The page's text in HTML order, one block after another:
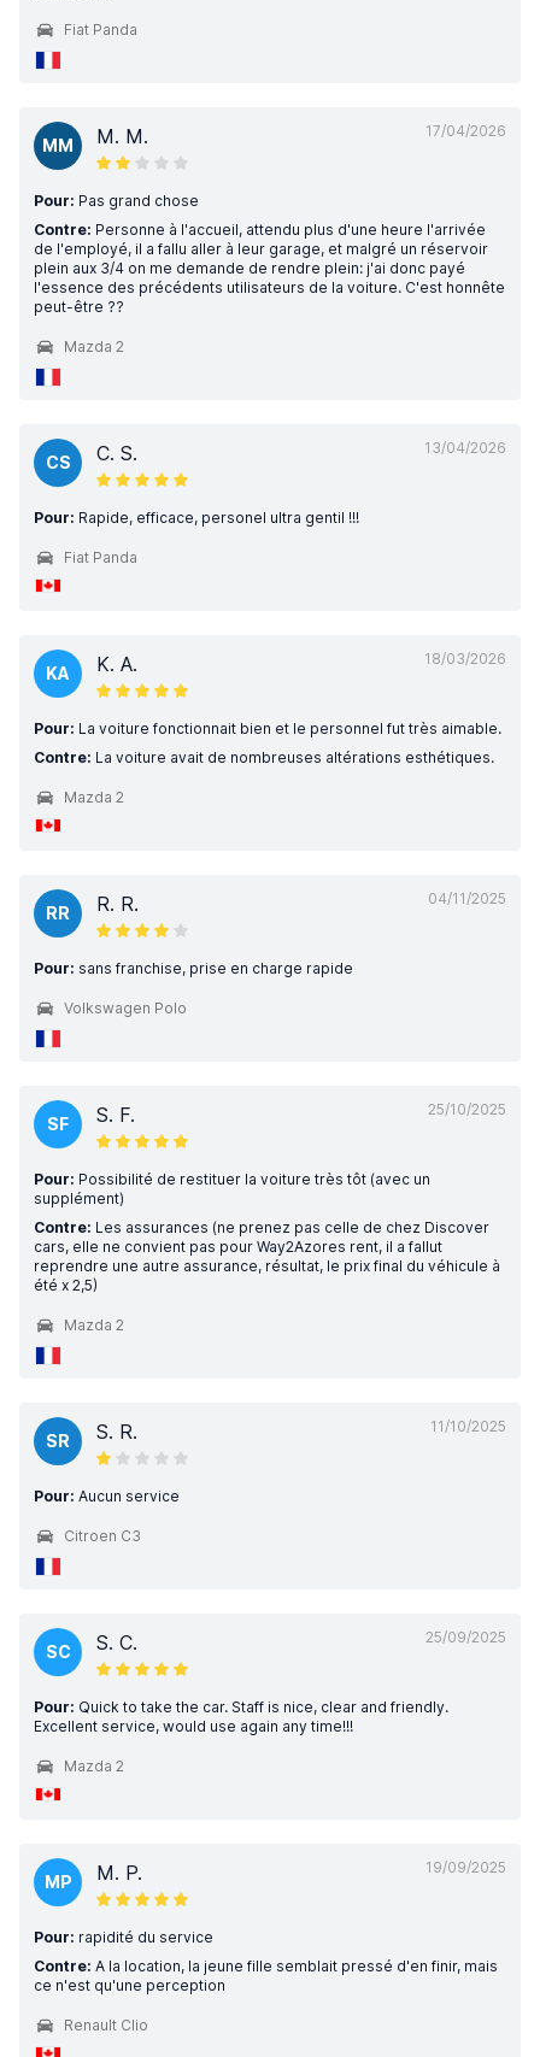
Fiat Panda
17/04/2026
MM M. M.
Pour: Pas grand chose
Contre: Personne à l'accueil, attendu plus d'une heure l'arrivée
de l'employé, il a fallu aller à leur garage, et malgré un réservoir
plein aux 3/4 on me demande de rendre plein: j'ai donc payé
l'essence des précédents utilisateurs de la voiture. C'est honnête
peut-être ??
Mazda 2
13/04/2026
CS C. S.
Pour: Rapide, efficace, personel ultra gentil !!!
Fiat Panda
18/03/2026
KA K. A.
Pour: La voiture fonctionnait bien et le personnel fut très aimable.
Contre: La voiture avait de nombreuses altérations esthétiques.
Mazda 2
04/11/2025
RR R. R.
Pour: sans franchise, prise en charge rapide
Volkswagen Polo
25/10/2025
SF S. F.
Pour: Possibilité de restituer la voiture très tôt (avec un
supplément)
Contre: Les assurances (ne prenez pas celle de chez Discover
cars, elle ne convient pas pour Way2Azores rent, il a fallut
reprendre une autre assurance, résultat, le prix final du véhicule à
été x 2,5)
Mazda 2
11/10/2025
SR S. R.
Pour: Aucun service
Citroen C3
25/09/2025
SC S. C.
Pour: Quick to take the car. Staff is nice, clear and friendly.
Excellent service, would use again any time!!!
Mazda 2
19/09/2025
MP M. P.
Pour: rapidité du service
Contre: A la location, la jeune fille semblait pressé d'en finir, mais
ce n'est qu'une perception
Renault Clio